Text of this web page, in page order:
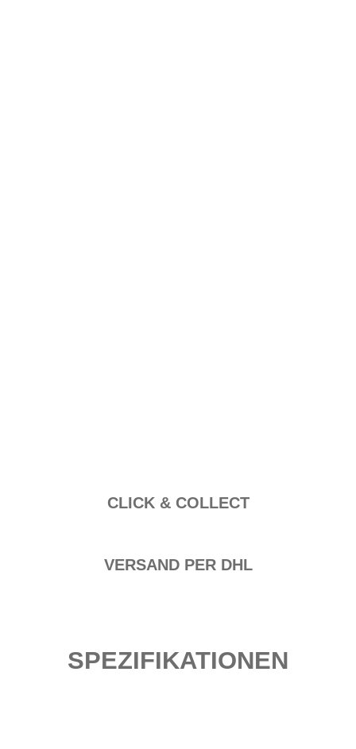
CLICK & COLLECT
VERSAND PER DHL
SPEZIFIKATIONEN